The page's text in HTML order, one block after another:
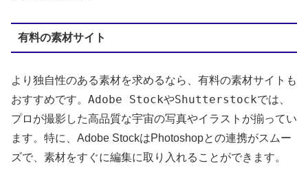
有料の素材サイト
より独自性のある素材を求めるなら、有料の素材サイトも
おすすめです。 Adobe StockやShutterstockでは、
プロが撮影した高品質な宇宙の写真やイラストが揃ってい
ます。特に、Adobe StockはPhotoshopとの連携がスムー
ズで、素材をすぐに編集に取り入れることができます。